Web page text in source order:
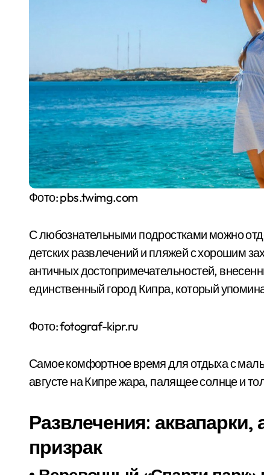
Фото: pbs.twimg.com
С любознательными подростками можно
детских развлечений и пляжей с хорошим
античных достопримечательностей,
единственный город Кипра, который
Фото: fotograf-kipr.ru
Самое комфортное время для отдыха с
августе на Кипре жара, палящее солнце и
Развлечения:
призрак